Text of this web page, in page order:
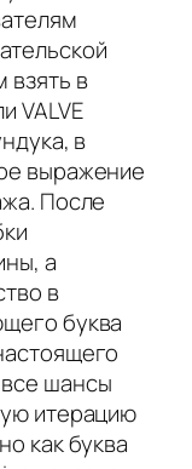
взять в
VALVE
в
выражение
После
а
в
буква
шансы
итерацию
как буква